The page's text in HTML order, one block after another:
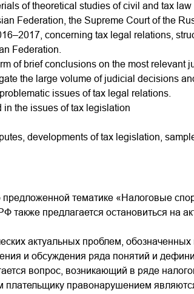
of theoretical studies of civil and tax
Federation, the Supreme Court of the
concerning tax legal relations,
Federation.
of brief conclusions on the most relevant
the large volume of judicial decisions
issues of tax legal relations.
in the issues of tax legislation
developments of tax legislation,
тематике «Налоговые
также предлагается остановиться на
актуальных проблем,
и обсуждения ряда понятий и
вопрос, возникающий в ряде
правонарушением